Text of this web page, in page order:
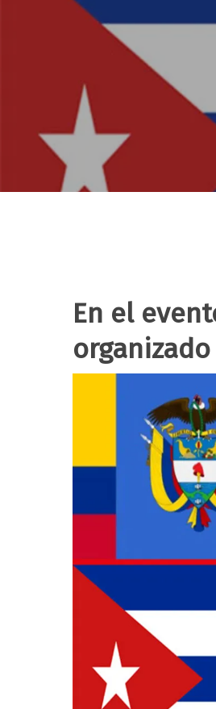
Hit enter to search or ESC
En el